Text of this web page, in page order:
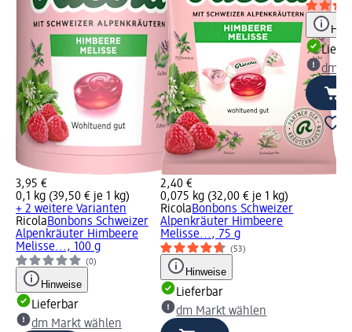
3,95 €
0,1 kg (39,50 € je 1 kg)
+ 2 weitere Varianten
RicolaBonbons Schweizer
Alpenkräuter Himbeere
Melisse..., 100 g
(0)
Hinweise
Lieferbar
dm Markt wählen
2,40 €
0,075 kg (32,00 € je 1 kg)
RicolaBonbons Schweizer
Alpenkräuter Himbeere
Melisse..., 75 g
(53)
Hinweise
Lieferbar
dm Markt wählen
dm